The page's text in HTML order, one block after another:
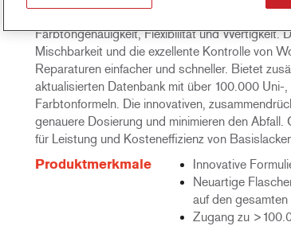
Farbtongenauigkeit, Flexibilität und Wertigkeit.
Mischbarkeit und die exzellente Kontrolle von
Reparaturen einfacher und schneller. Bietet
aktualisierten Datenbank mit über 100.000 Uni-
Farbtonformeln. Die innovativen,
genauere Dosierung und minimieren den
für Leistung und Kosteneffizienz von
Produktmerkmale
Innovative
Neuartige
auf den gesamten
Zugang zu